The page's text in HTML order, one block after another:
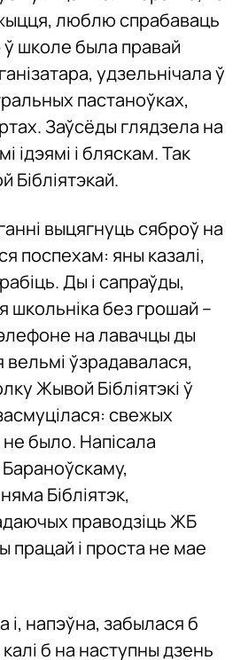
люблю спрабаваць
школе была правай
удзельнічала ў
пастаноўках,
Заўсёды глядзела на
ідэямі і бляскам. Так
Бібліятэкай.
выцягнуць сяброў на
поспехам: яны казалі,
Ды і сапраўды,
школьніка без грошай –
на лавачцы ды
ўзрадавалася,
Жывой Бібліятэкі ў
свежых
было. Напісала
Бараноўскаму,
Бібліятэк,
праводзіць ЖБ
працай і проста не мае
і, напэўна, забылася б
б на наступны дзень